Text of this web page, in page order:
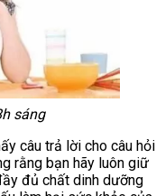
sáng
câu trả lời cho câu hỏi
rằng bạn hãy luôn giữ
đủ chất dinh dưỡng